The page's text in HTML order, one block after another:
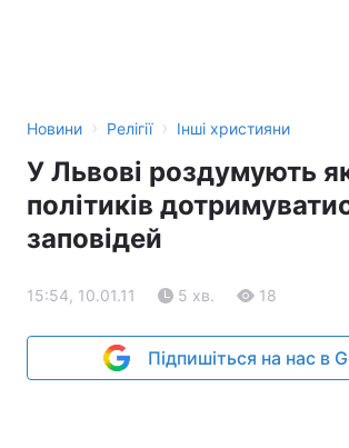
Новини › Релігії › Інші християни
У Львові роздумують
політиків
заповідей
15:54, 10.01.11 5 хв. 18
Підпишіться на нас в